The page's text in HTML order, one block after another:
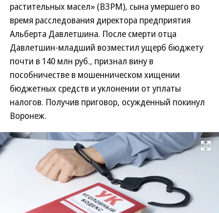
растительных масел» (ВЗРМ), сына умершего во
время расследования директора предприятия
Альберта Давлетшина. После смерти отца
Давлетшин-младший возместил ущерб бюджету
почти в 140 млн руб., признал вину в
пособничестве в мошенническом хищении
бюджетных средств и уклонении от уплаты
налогов. Получив приговор, осужденный покинул
Воронеж.
Развернуть